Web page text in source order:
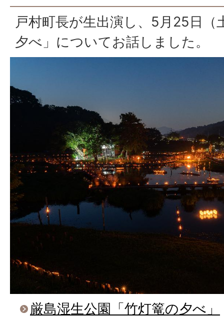
戸村町長が生出演し、5月25日（
夕べ」についてお話しました。
厳島湿生公園「竹灯篭の夕べ」